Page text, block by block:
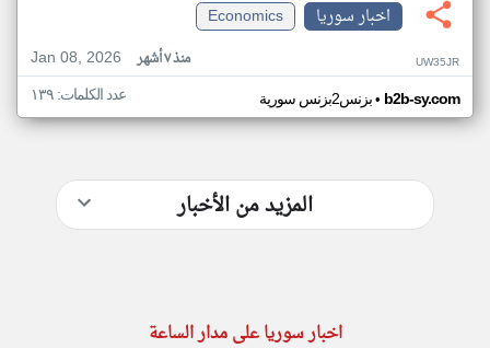
اخبار سوريا
Economics
Jan 08, 2026
منذ ٧ أشهر UW35JR
بزنس2بزنس سورية• b2b-sy.com عدد الكلمات: ١٣٩
المزيد من الأخبار
اخبار سوريا على مدار الساعة